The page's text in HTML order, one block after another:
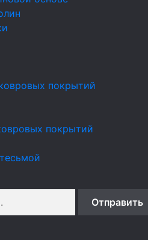
покрытий
покрытий